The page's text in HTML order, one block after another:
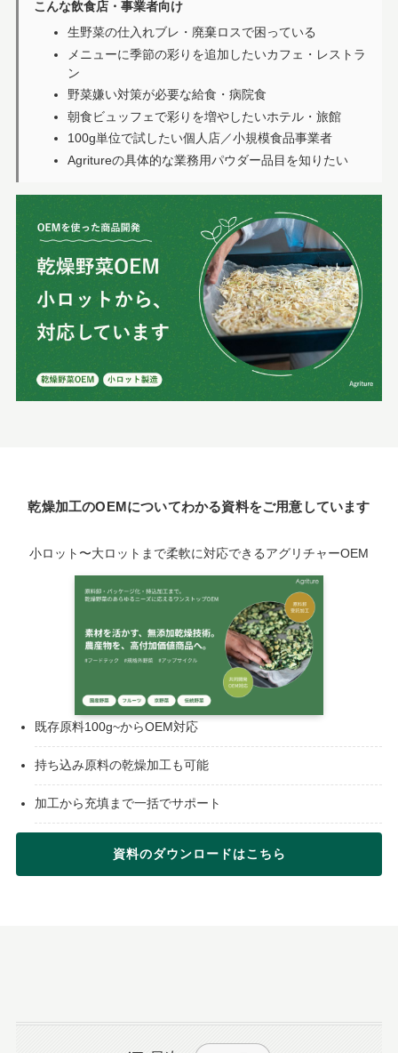
こんな飲食店・事業者向け
生野菜の仕入れブレ・廃棄ロスで困っている
メニューに季節の彩りを追加したいカフェ・レストラ
ン
野菜嫌い対策が必要な給食・病院食
朝食ビュッフェで彩りを増やしたいホテル・旅館
100g単位で試したい個人店／小規模食品事業者
Agritureの具体的な業務用パウダー品目を知りたい
乾燥加工のOEMについてわかる資料をご用意しています
小ロット〜大ロットまで柔軟に対応できるアグリチャーOEM
既存原料100g~からOEM対応
持ち込み原料の乾燥加工も可能
加工から充填まで一括でサポート
資料のダウンロードはこちら